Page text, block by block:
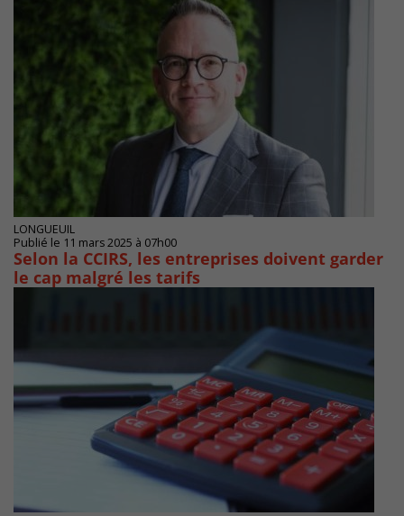
LONGUEUIL
Publié le 11 mars 2025 à 07h00
Selon la CCIRS, les entreprises doivent garder
le cap malgré les tarifs